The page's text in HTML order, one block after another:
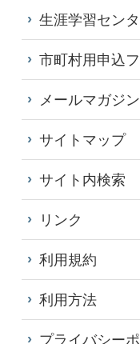
生涯学習セン
市町村用申込
メールマガジ
サイトマップ
サイト内検索
リンク
利用規約
利用方法
プライバシー